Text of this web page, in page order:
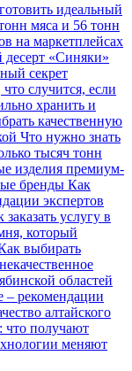
идеальный
мяса и 56 тонн
на маркетплейсах
«Синяки»
секрет
случится, если
хранить и
качественную
Что нужно знать
тысяч тонн
изделия премиум-
бренды Как
экспертов
услугу в
который
выбирать
областей
– рекомендации
алтайского
что получают
меняют